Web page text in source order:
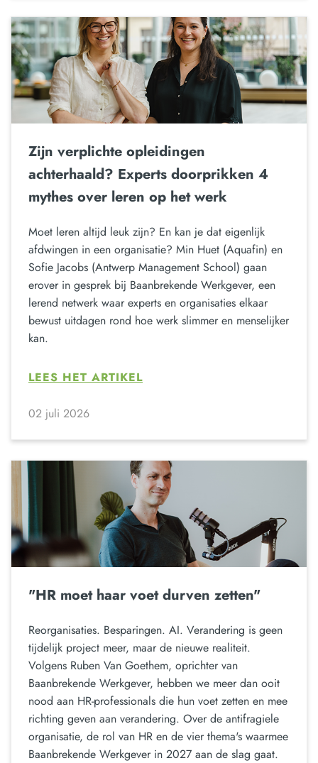
Zijn verplichte opleidingen
achterhaald? Experts doorprikken 4
mythes over leren op het werk
Moet leren altijd leuk zijn? En kan je dat eigenlijk
afdwingen in een organisatie? Min Huet (Aquafin) en
Sofie Jacobs (Antwerp Management School) gaan
erover in gesprek bij Baanbrekende Werkgever, een
lerend netwerk waar experts en organisaties elkaar
bewust uitdagen rond hoe werk slimmer en menselijker
kan.
LEES HET ARTIKEL
02 juli 2026
"HR moet haar voet durven zetten"
Reorganisaties. Besparingen. AI. Verandering is geen
tijdelijk project meer, maar de nieuwe realiteit.
Volgens Ruben Van Goethem, oprichter van
Baanbrekende Werkgever, hebben we meer dan ooit
nood aan HR-professionals die hun voet zetten en mee
richting geven aan verandering. Over de antifragiele
organisatie, de rol van HR en de vier thema's waarmee
Baanbrekende Werkgever in 2027 aan de slag gaat.